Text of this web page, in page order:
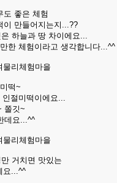
도 좋은 체험
이 만들어지는지...??
하늘과 땅 차이에요...
한 체험이라고 생각합니다...^^
떡~
절미떡이에요...
쫄깃~
데요...^^
거치면 맛있는
요...^^